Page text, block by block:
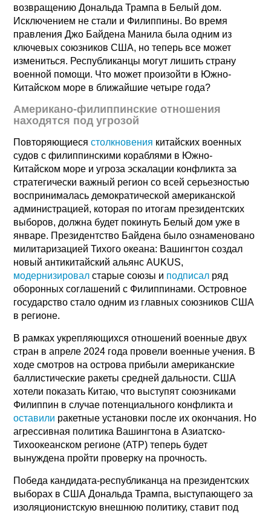
возвращению Дональда Трампа в Белый дом.
Исключением не стали и Филиппины. Во время
правления Джо Байдена Манила была одним из
ключевых союзников США, но теперь все может
измениться. Республиканцы могут лишить страну
военной помощи. Что может произойти в Южно-
Китайском море в ближайшие четыре года?
Американо-филиппинские отношения
находятся под угрозой
Повторяющиесястолкновения китайских военных
судов с филиппинскими кораблями в Южно-
Китайском море и угроза эскалации конфликта за
стратегически важный регион со всей серьезностью
воспринималась демократической американской
администрацией, которая по итогам президентских
выборов, должна будет покинуть Белый дом уже в
январе. Президентство Байдена было ознаменовано
милитаризацией Тихого океана: Вашингтон создал
новый антикитайский альянс AUKUS,
модернизировал старые союзы и подписал ряд
оборонных соглашений с Филиппинами. Островное
государство стало одним из главных союзников США
в регионе.
В рамках укрепляющихся отношений военные двух
стран в апреле 2024 года провели военные учения. В
ходе смотров на острова прибыли американские
баллистические ракеты средней дальности. США
хотели показать Китаю, что выступят союзниками
Филиппин в случае потенциального конфликта и
оставили ракетные установки после их окончания. Но
агрессивная политика Вашингтона в Азиатско-
Тихоокеанском регионе (АТР) теперь будет
вынуждена пройти проверку на прочность.
Победа кандидата-республиканца на президентских
выборах в США Дональда Трампа, выступающего за
изоляционистскую внешнюю политику, ставит под